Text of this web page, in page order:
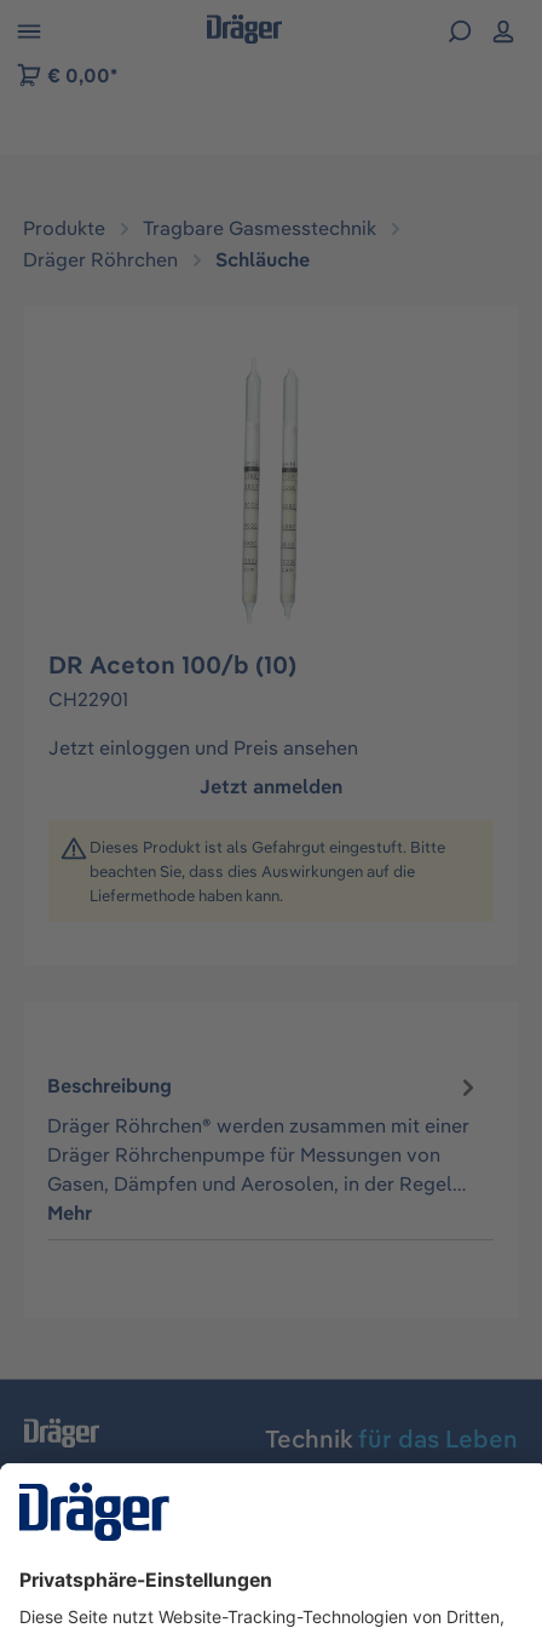
der B2B-Plattform springen
€ 0,00*
Produkte
Tragbare Gasmesstechnik
Dräger Röhrchen
Schläuche
DR Aceton 100/b (10)
CH22901
Jetzt einloggen und Preis ansehen
Jetzt anmelden
Dieses Produkt ist als Gefahrgut eingestuft. Bitte
beachten Sie, dass dies Auswirkungen auf die
Liefermethode haben kann.
Beschreibung
Dräger Röhrchen® werden zusammen mit einer
Dräger Röhrchenpumpe für Messungen von
Gasen, Dämpfen und Aerosolen, in der Regel…
Mehr
Technik für das Leben
Dräger Austria GmbH
Über Dräger